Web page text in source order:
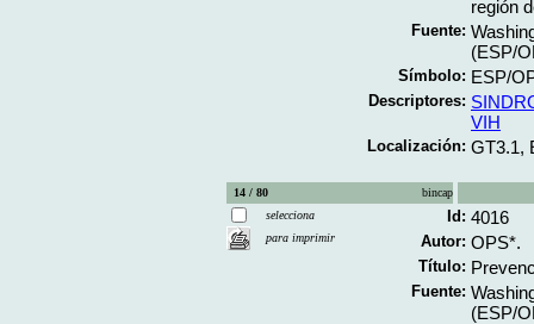
región
Fuente:
(ESP/
Símbolo: ESP/
Descriptores:
VIH
Localización: GT3.1,
14 / 80
bincap
selecciona
para imprimir
Id: 4016
Autor: OPS*.
Título:
Fuente:
(ESP/